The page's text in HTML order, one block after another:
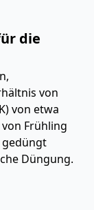
die
von
von etwa
Frühling
gedüngt
Düngung.